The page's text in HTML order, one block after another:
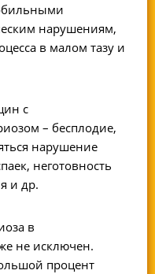
нарушениям,
в малом тазу и
с
– бесплодие,
нарушение
неготовность
и др.
в
не исключен.
процент